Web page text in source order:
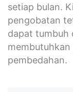
setiap bulan.
pengobatan
dapat tumbuh
pembedahan.